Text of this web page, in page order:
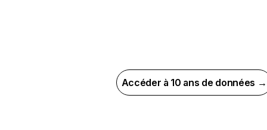
Accéder à 10 ans de données →